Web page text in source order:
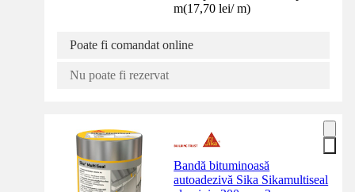
m(17,70 lei/ m)
Poate fi comandat online
Nu poate fi rezervat
Bandă bituminoasă
autoadezivă Sika Sikamultiseal